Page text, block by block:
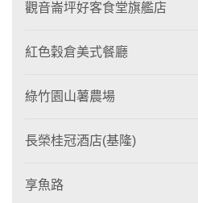
觀音崙坪好客食堂旗艦店
紅色穀倉美式餐廳
綠竹園山薯農場
長榮桂冠酒店(基隆)
享魚路